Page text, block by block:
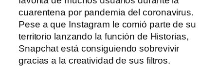
cuarentena por pandemia del coronavirus.
Pese a que Instagram le comió parte de su
territorio lanzando la función de Historias,
Snapchat está consiguiendo sobrevivir
gracias a la creatividad de sus filtros.